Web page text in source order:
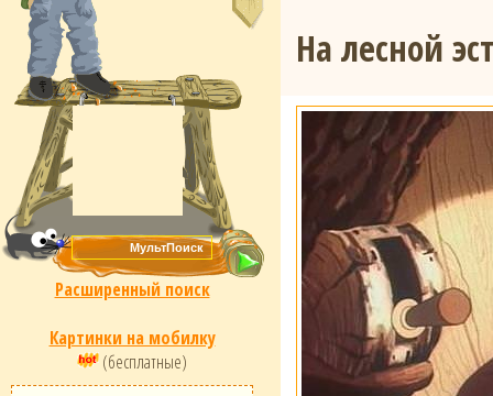
Расширенный поиск
Картинки на мобилку
(бесплатные)
На лесной